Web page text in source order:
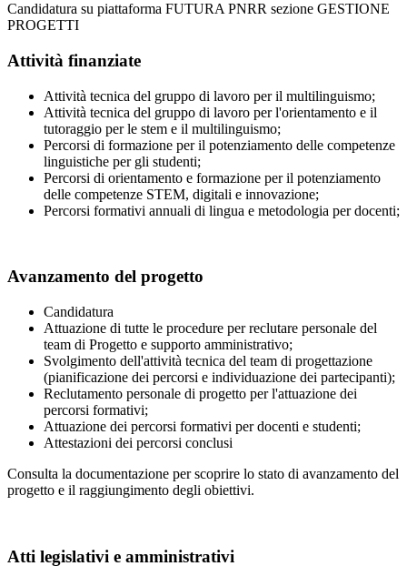
Candidatura su piattaforma FUTURA PNRR sezione GESTIONE
PROGETTI
Attività finanziate
Attività tecnica del gruppo di lavoro per il multilinguismo;
Attività tecnica del gruppo di lavoro per l'orientamento e il
tutoraggio per le stem e il multilinguismo;
Percorsi di formazione per il potenziamento delle competenze
linguistiche per gli studenti;
Percorsi di orientamento e formazione per il potenziamento
delle competenze STEM, digitali e innovazione;
Percorsi formativi annuali di lingua e metodologia per docenti;
Avanzamento del progetto
Candidatura
Attuazione di tutte le procedure per reclutare personale del
team di Progetto e supporto amministrativo;
Svolgimento dell'attività tecnica del team di progettazione
(pianificazione dei percorsi e individuazione dei partecipanti);
Reclutamento personale di progetto per l'attuazione dei
percorsi formativi;
Attuazione dei percorsi formativi per docenti e studenti;
Attestazioni dei percorsi conclusi
Consulta la documentazione per scoprire lo stato di avanzamento del
progetto e il raggiungimento degli obiettivi.
Atti legislativi e amministrativi